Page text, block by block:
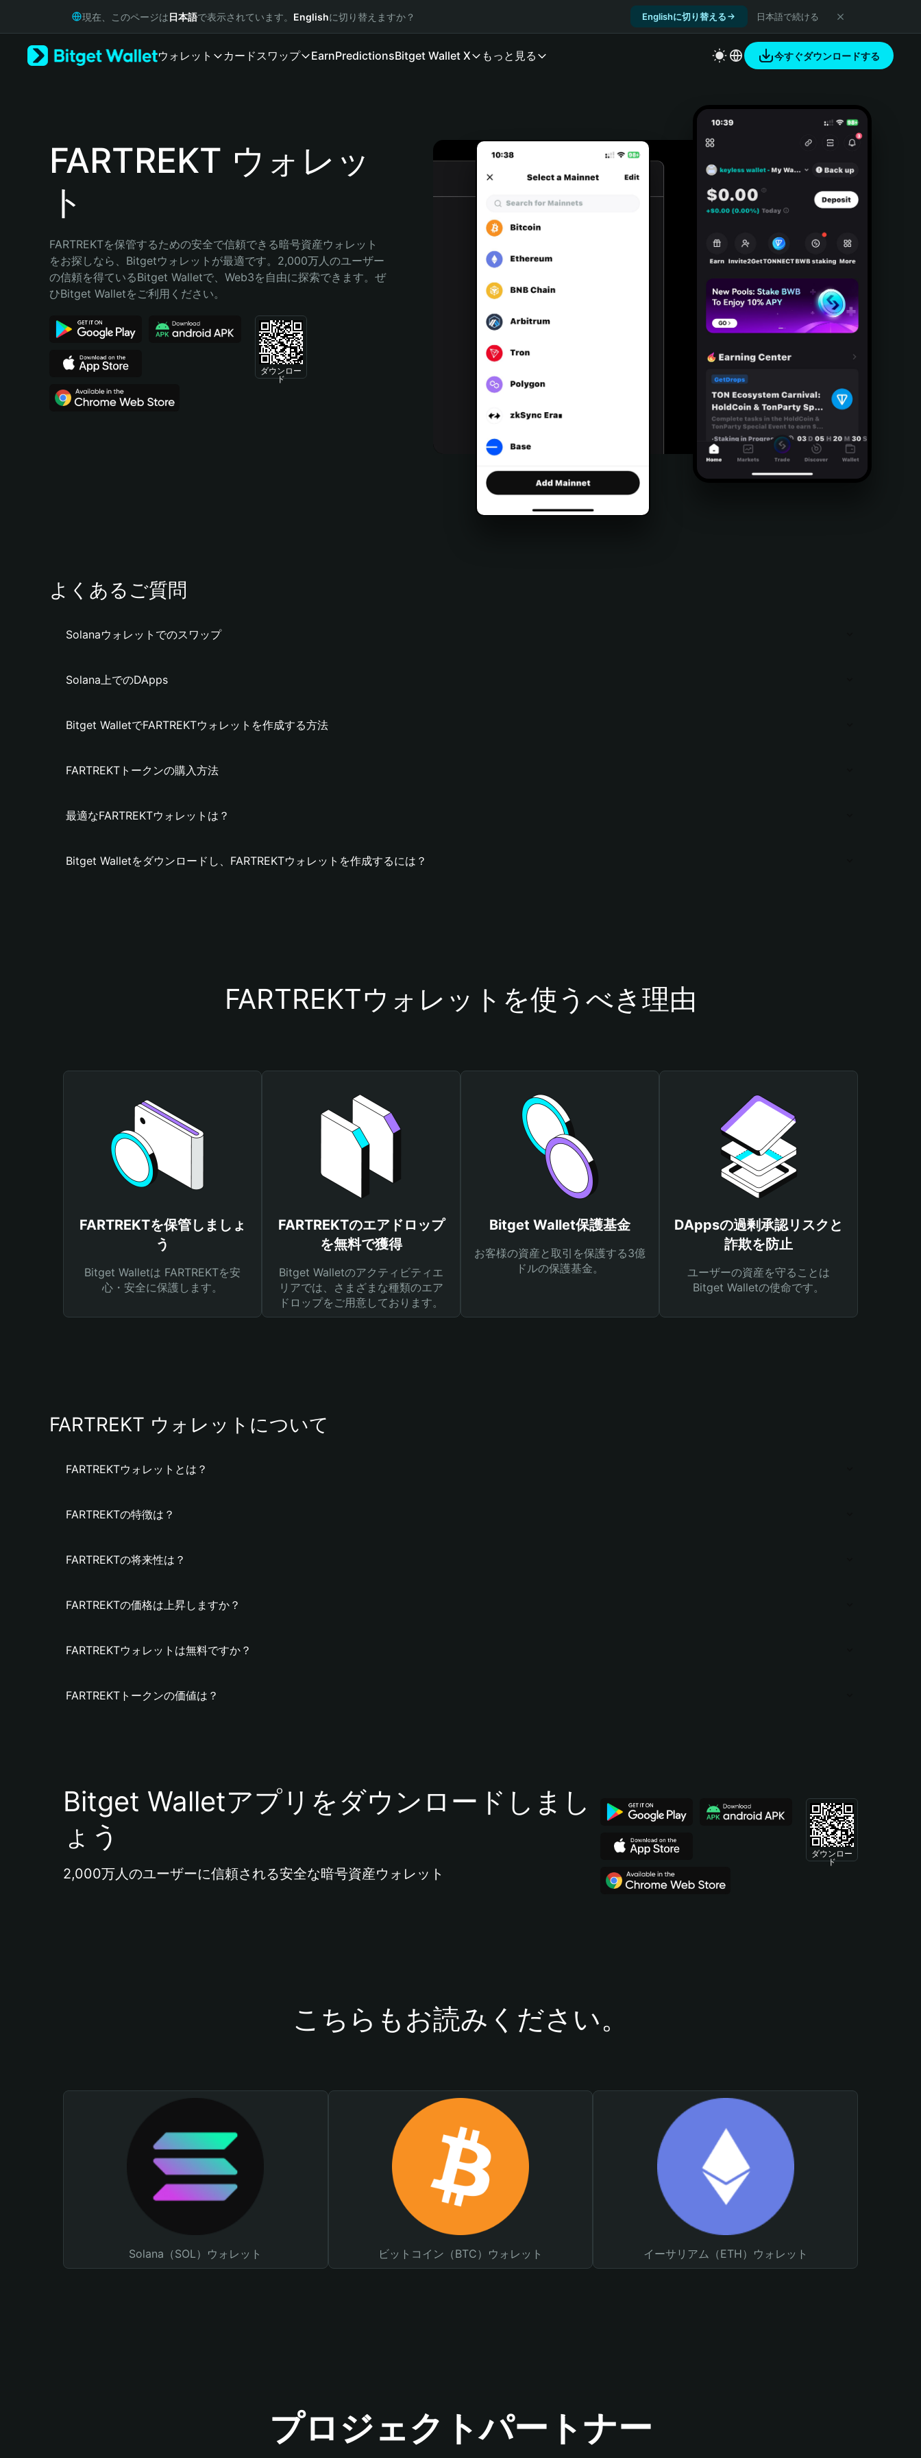
Русский
Português (Portugal)
Bahasa Indonesia
Português (Brasil)
Español (Argentina)
現在、このページは日本語で表示されています。 Englishに切り替えますか？ Englishに切り替える 日本語で続ける
ウォレット カードスワップ EarnPredictionsBitget Wallet X もっと見る 今すぐダウンロードする
FARTREKT ウォレッ
ト
FARTREKTを保管するための安全で信頼できる暗号資産ウォレット
をお探しなら、Bitgetウォレットが最適です。2,000万人のユーザー
の信頼を得ているBitget Walletで、Web3を自由に探索できます。ぜ
ひBitget Walletをご利用ください。
ダウンロー
ド
よくあるご質問
Solanaウォレットでのスワップ
Solana上でのDApps
Bitget WalletでFARTREKTウォレットを作成する方法
FARTREKTトークンの購入方法
最適なFARTREKTウォレットは？
Bitget Walletをダウンロードし、FARTREKTウォレットを作成するには？
FARTREKTウォレットを使うべき理由
FARTREKTを保管しましょ
う
Bitget Walletは FARTREKTを安
心・安全に保護します。
FARTREKTのエアドロップ
を無料で獲得
Bitget Walletのアクティビティエ
リアでは、さまざまな種類のエア
ドロップをご用意しております。
Bitget Wallet保護基金
お客様の資産と取引を保護する3億
ドルの保護基金。
DAppsの過剰承認リスクと
詐欺を防止
ユーザーの資産を守ることは
Bitget Walletの使命です。
FARTREKT ウォレットについて
FARTREKTウォレットとは？
FARTREKTの特徴は？
FARTREKTの将来性は？
FARTREKTの価格は上昇しますか？
FARTREKTウォレットは無料ですか？
FARTREKTトークンの価値は？
Bitget Walletアプリをダウンロードしまし
ょう
2,000万人のユーザーに信頼される安全な暗号資産ウォレット
ダウンロー
ド
こちらもお読みください。
Solana（SOL）ウォレット ビットコイン（BTC）ウォレット イーサリアム（ETH）ウォレット
プロジェクトパートナー